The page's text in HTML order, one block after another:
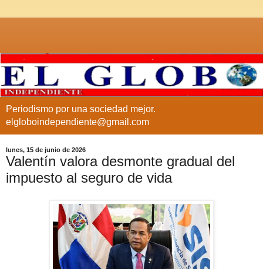
Periodismo por una sociedad mejor.
elgloboindependiente@gmail.com
lunes, 15 de junio de 2026
Valentín valora desmonte gradual del
impuesto al seguro de vida